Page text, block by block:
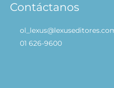
Contáctanos
01 626-9600